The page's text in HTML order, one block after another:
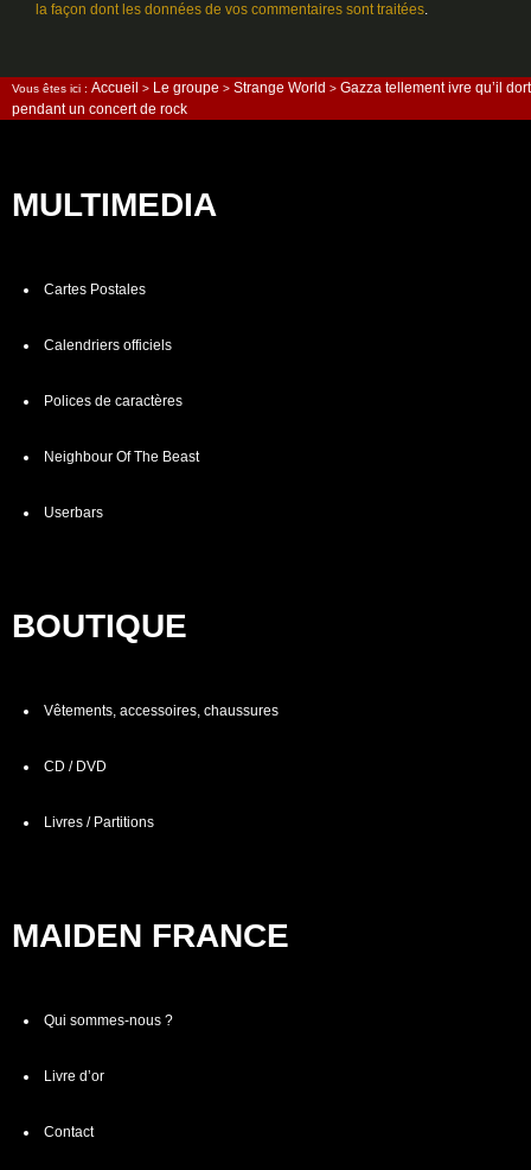
la façon dont les données de vos commentaires sont traitées.
Vous êtes ici : Accueil > Le groupe > Strange World > Gazza tellement ivre qu’il dort
pendant un concert de rock
MULTIMEDIA
Cartes Postales
Calendriers officiels
Polices de caractères
Neighbour Of The Beast
Userbars
BOUTIQUE
Vêtements, accessoires, chaussures
CD / DVD
Livres / Partitions
MAIDEN FRANCE
Qui sommes-nous ?
Livre d’or
Contact